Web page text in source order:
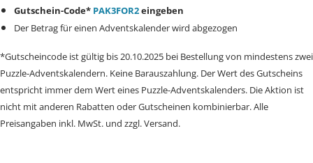
Gutschein-Code* PAK3FOR2eingeben
Der Betrag für einen Adventskalender wird abgezogen
*Gutscheincode ist gültig bis 20.10.2025 bei Bestellung von mindestens zwei
Puzzle-Adventskalendern. Keine Barauszahlung. Der Wert des Gutscheins
entspricht immer dem Wert eines Puzzle-Adventskalenders. Die Aktion ist
nicht mit anderen Rabatten oder Gutscheinen kombinierbar. Alle
Preisangaben inkl. MwSt. und zzgl. Versand.